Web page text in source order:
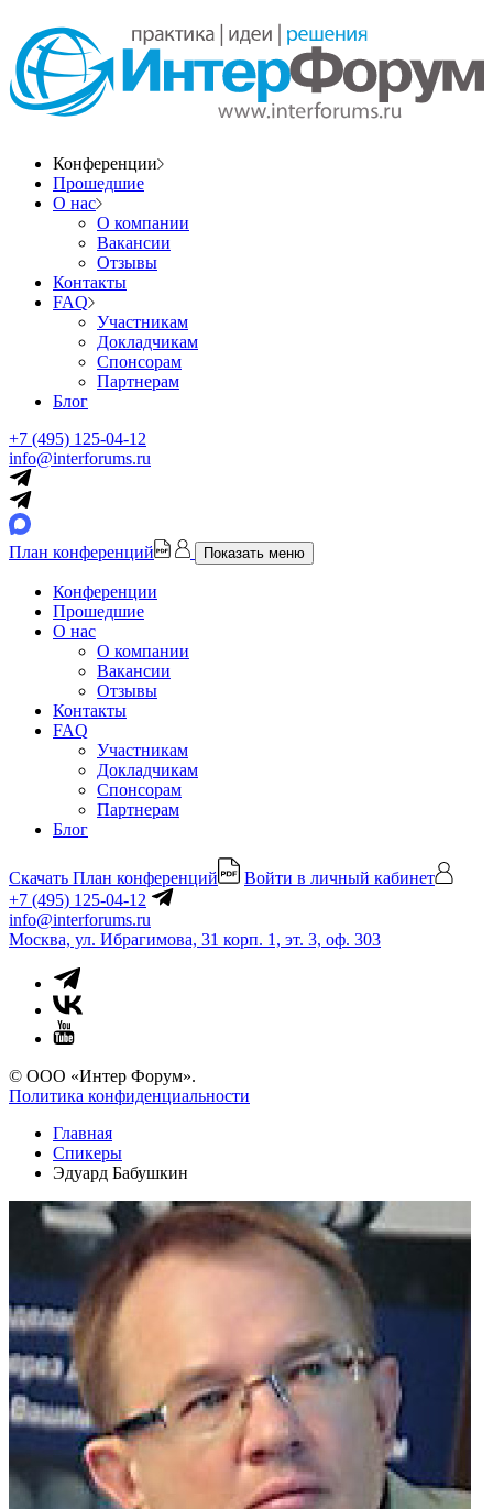
Конференции
Прошедшие
О нас
О компании
Вакансии
Отзывы
Контакты
FAQ
Участникам
Докладчикам
Спонсорам
Партнерам
Блог
+7 (495) 125-04-12
info@interforums.ru
План конференций Показать меню
Конференции
Прошедшие
О нас
О компании
Вакансии
Отзывы
Контакты
FAQ
Участникам
Докладчикам
Спонсорам
Партнерам
Блог
Скачать План конференций
Войти в личный кабинет
+7 (495) 125-04-12
info@interforums.ru
Москва, ул. Ибрагимова, 31 корп. 1, эт. 3, оф. 303
© ООО «Интер Форум».
Политика конфиденциальности
Главная
Спикеры
Эдуард Бабушкин